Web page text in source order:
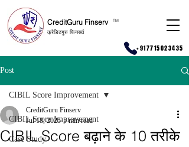
CreditGuru Finserv
क्रेडिटगुरु फिनसर्व
TM
+917715023435
Post
CIBIL Score Improvement
Case Study
CIBIL Score Improvement
CIBIL Score बढ़ाने के 10 तरीके
CreditGuru Finserv
Jul 18, 2025 5 min read